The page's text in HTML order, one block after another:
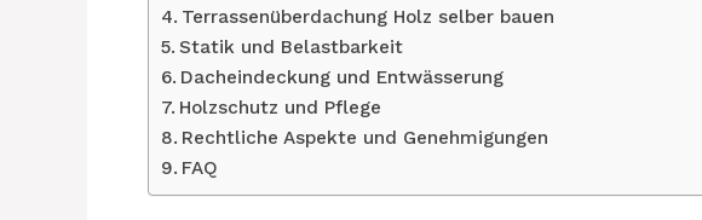
Terrassenüberdachung Holz selber bauen
Statik und Belastbarkeit
Dacheindeckung und Entwässerung
Holzschutz und Pflege
Rechtliche Aspekte und Genehmigungen
FAQ